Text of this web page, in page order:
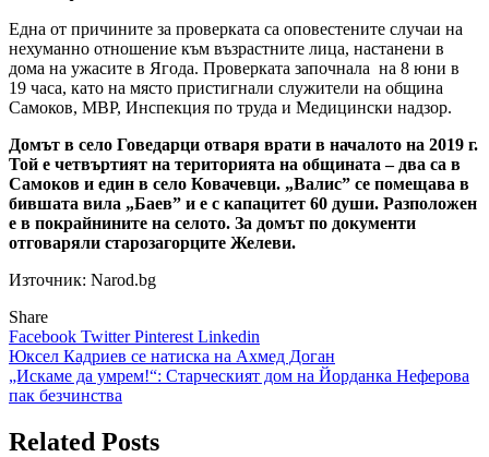
Една от причините за проверката са оповестените случаи на
нехуманно отношение към възрастните лица, настанени в
дома на ужасите в Ягода. Проверката започнала на 8 юни в
19 часа, като на място пристигнали служители на община
Самоков, МВР, Инспекция по труда и Медицински надзор.
Домът в село Говедарци отваря врати в началото на 2019 г.
Той е четвъртият на територията на общината – два са в
Самоков и един в село Ковачевци. „Валис” се помещава в
бившата вила „Баев” и е с капацитет 60 души. Разположен
е в покрайнините на селото. За домът по документи
отговаряли старозагорците Желеви.
Източник: Narod.bg
Share
Facebook TwitterPinterest Linkedin
Навигация
Юксел Кадриев се натиска на Ахмед Доган
„Искаме да умрем!“: Старческият дом на Йорданка Неферова
пак безчинства
Related Posts